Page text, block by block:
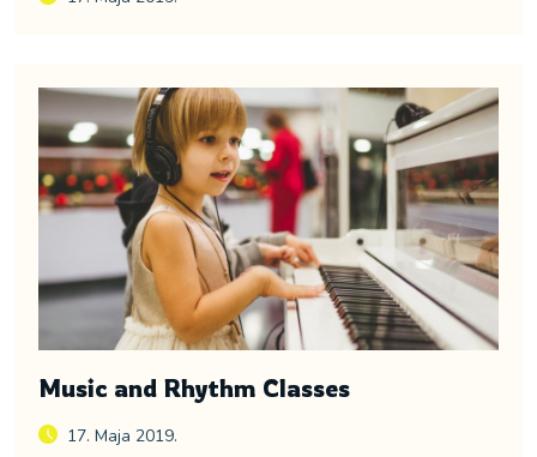
Music and Rhythm Classes
17. Maja 2019.